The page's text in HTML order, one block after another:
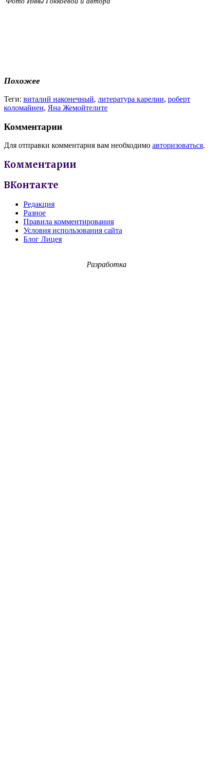
Похожее
Теги: виталий наконечный, литература карелии, роберт
коломайнен, Яна Жемойтелите
Комментарии
Для отправки комментария вам необходимо авторизоваться.
Комментарии
ВКонтакте
Редакция
Разное
Правила комментирования
Условия использования сайта
Блог Лицея
Разработка